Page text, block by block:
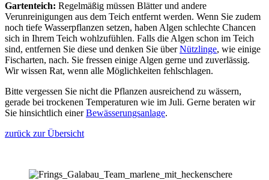
Gartenteich: Regelmäßig müssen Blätter und andere
Verunreinigungen aus dem Teich entfernt werden. Wenn Sie zudem
noch tiefe Wasserpflanzen setzen, haben Algen schlechte Chancen
sich in Ihrem Teich wohlzufühlen. Falls die Algen schon im Teich
sind, entfernen Sie diese und denken Sie überNützlinge, wie einige
Fischarten, nach. Sie fressen einige Algen gerne und zuverlässig.
Wir wissen Rat, wenn alle Möglichkeiten fehlschlagen.
Bitte vergessen Sie nicht die Pflanzen ausreichend zu wässern,
gerade bei trockenen Temperaturen wie im Juli. Gerne beraten wir
Sie hinsichtlich einerBewässerungsanlage.
zurück zur Übersicht